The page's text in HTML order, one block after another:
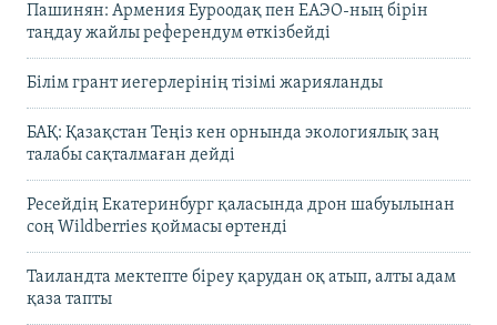
Пашинян: Армения Еуроодақ пен ЕАЭО-ның бірін
таңдау жайлы референдум өткізбейді
Білім грант иегерлерінің тізімі жарияланды
БАҚ: Қазақстан Теңіз кен орнында экологиялық заң
талабы сақталмаған дейді
Ресейдің Екатеринбург қаласында дрон шабуылынан
соң Wildberries қоймасы өртенді
Таиландта мектепте біреу қарудан оқ атып, алты адам
қаза тапты